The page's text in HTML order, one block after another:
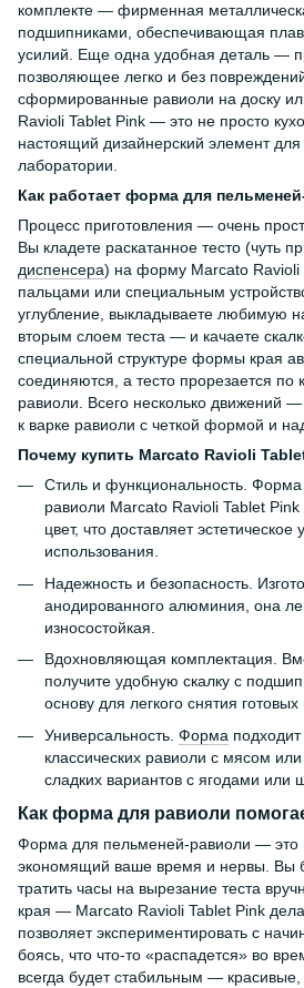
комплекте — фирменная
подшипниками, обеспечивающая
усилий. Еще одна удобная деталь —
позволяющее легко и без
сформированные равиоли на доску
Ravioli Tablet Pink — это не просто
настоящий дизайнерский элемент
лаборатории.
Как работает форма для
Процесс приготовления — очень
Вы кладете раскатанное тесто (чуть
диспенсера) на форму Marcato Ravioli
пальцами или специальным
углубление, выкладываете любимую
вторым слоем теста — и качаете
специальной структуре формы края
соединяются, а тесто прорезается по
равиоли. Всего несколько движений —
к варке равиоли с четкой формой и
Почему купить Marcato Ravioli
Стиль и функциональность.
равиоли Marcato Ravioli Tablet
цвет, что доставляет эстетическое
использования.
Надежность и безопасность.
анодированного алюминия, она
износостойкая.
Вдохновляющая комплектация.
получите удобную скалку с
основу для легкого снятия готовых
Универсальность. Форма
классических равиоли с мясом
сладких вариантов с ягодами или
Как форма для равиоли
Форма для пельменей-равиоли —
экономящий ваше время и нервы. Вы
тратить часы на вырезание теста
края — Marcato Ravioli Tablet Pink
позволяет экспериментировать с
боясь, что что-то «распадется» во
всегда будет стабильным —